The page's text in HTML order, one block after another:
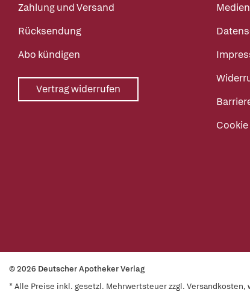
Zahlung und Versand
Rücksendung
Abo kündigen
Vertrag widerrufen
© 2026 Deutscher Apotheker Verlag
* Alle Preise inkl. gesetzl. Mehrwertsteuer zzgl. Versandkosten,